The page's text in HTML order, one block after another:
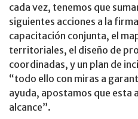
cada vez, tenemos que
siguientes acciones a la
capacitación conjunta, el
territoriales, el diseño de
coordinadas, y un plan de
“todo ello con miras a
ayuda, apostamos que esta
alcance”.